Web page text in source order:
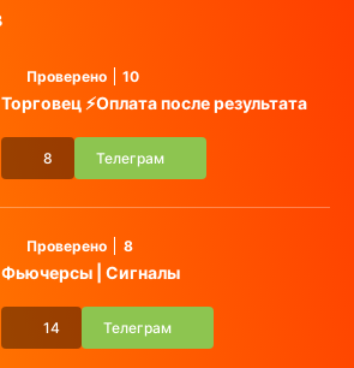
Проверено 10
Торговец ⚡️Оплата после результата
8 Телеграм
Проверено 8
Фьючерсы | Сигналы
14 Телеграм